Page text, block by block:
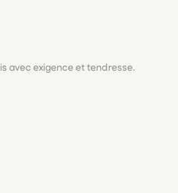
avec exigence et tendresse.